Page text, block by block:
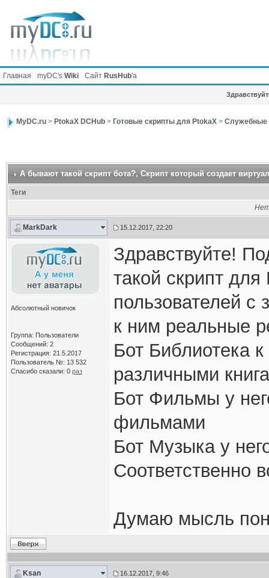
Главная myDC's Wiki Сайт RusHub'а
MyDC.ru> PtokaX DCHub> Готовые скрипты для PtokaX> Служебные
А бывают такой скрипт бота?, Скрипт который создает
Теги
MarkDark 15.12.2017, 22:20
Абсолютный новичок
Группа: Пользователи
Сообщений: 2
Регистрация: 21.5.2017
Пользователь №: 13 532
Спасибо сказали: 0 раз
Здравствуйте!
такой скрипт
пользователей
к ним реальные
Бот Библиотека
различными
Бот Фильмы у
фильмами
Бот Музыка у
Соответственно
Думаю мысль
Ksan 16.12.2017, 9:46